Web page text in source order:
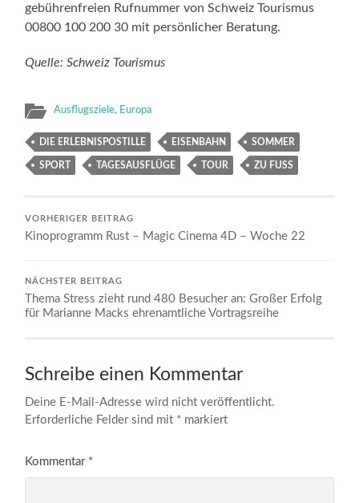
gebührenfreien Rufnummer von Schweiz Tourismus
00800 100 200 30 mit persönlicher Beratung.
Quelle: Schweiz Tourismus
Ausflugsziele, Europa
DIE ERLEBNISPOSTILLE EISENBAHN SOMMER
SPORT TAGESAUSFLÜGE TOUR ZU FUSS
VORHERIGER BEITRAG
Kinoprogramm Rust – Magic Cinema 4D – Woche 22
NÄCHSTER BEITRAG
Thema Stress zieht rund 480 Besucher an: Großer Erfolg
für Marianne Macks ehrenamtliche Vortragsreihe
Schreibe einen Kommentar
Deine E-Mail-Adresse wird nicht veröffentlicht.
Erforderliche Felder sind mit * markiert
Kommentar *